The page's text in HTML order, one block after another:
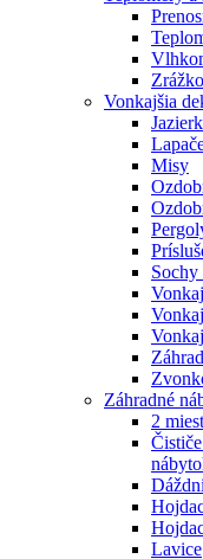
Vonkajšia
Misy
Sochy
Záhradné
2
Lavice